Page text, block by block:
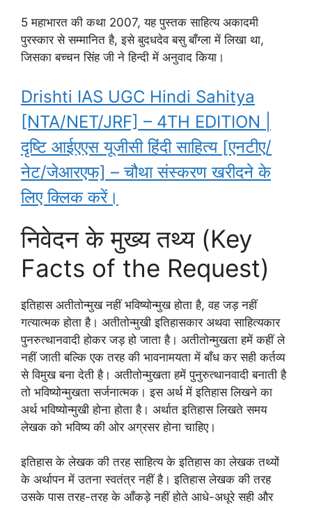
5 महाभारत की कथा 2007, यह पुस्तक साहित्य अकादमी
पुरस्कार से सम्मानित है, इसे बुदधदेव बसु बाँग्ला में लिखा था,
जिसका बच्चन सिंह जी ने हिन्दी में अनुवाद किया।
Drishti IAS UGC Hindi Sahitya
[NTA/NET/JRF] – 4TH EDITION |
दृष्टि आईएएस यूजीसी हिंदी साहित्य [एनटीए/
नेट/जेआरएफ] – चौथा संस्करण खरीदने के
लिए क्लिक करें।
निवेदन के मुख्य तथ्य (Key
Facts of the Request)
इतिहास अतीतोन्मुख नहीं भविष्योन्मुख होता है, वह जड़ नहीं
गत्यात्मक होता है। अतीतोन्मुखी इतिहासकार अथवा साहित्यकार
पुनरुत्थानवादी होकर जड़ हो जाता है। अतीतोन्मुखता हमें कहीं ले
नहीं जाती बल्कि एक तरह की भावनामयता में बाँध कर सही कर्तव्य
से विमुख बना देती है। अतीतोन्मुखता हमें पुनुरुत्थानवादी बनाती है
तो भविष्योन्मुखता सर्जनात्मक। इस अर्थ में इतिहास लिखने का
अर्थ भविष्योन्मुखी होना होता है। अर्थात इतिहास लिखते समय
लेखक को भविष्य की ओर अग्रसर होना चाहिए।
इतिहास के लेखक की तरह साहित्य के इतिहास का लेखक तथ्यों
के अर्थापन में उतना स्वतंत्र नहीं है। इतिहास लेखक की तरह
उसके पास तरह-तरह के आँकड़े नहीं होते आधे-अधूरे सही और